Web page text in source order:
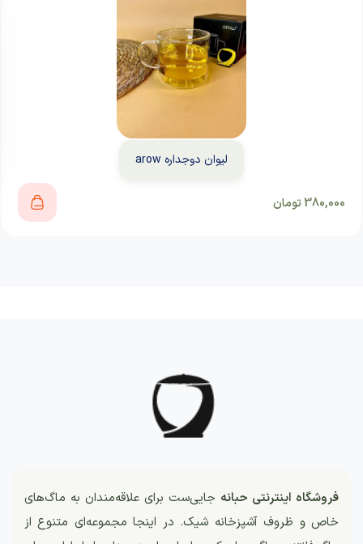
لیوان دوجداره arow
380,000تومان
فروشگاه اینترنتی حبانه جایی‌ست برای علاقه‌مندان به ماگ‌های
خاص و ظروف آشپزخانه شیک. در اینجا مجموعه‌ای متنوع از